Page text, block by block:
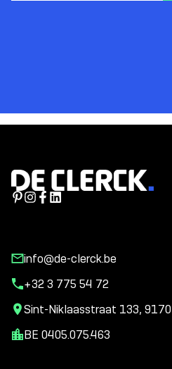
info@de-clerck.be
+32 3 775 54 72
Sint-Niklaasstraat 133,
BE 0405.075.463